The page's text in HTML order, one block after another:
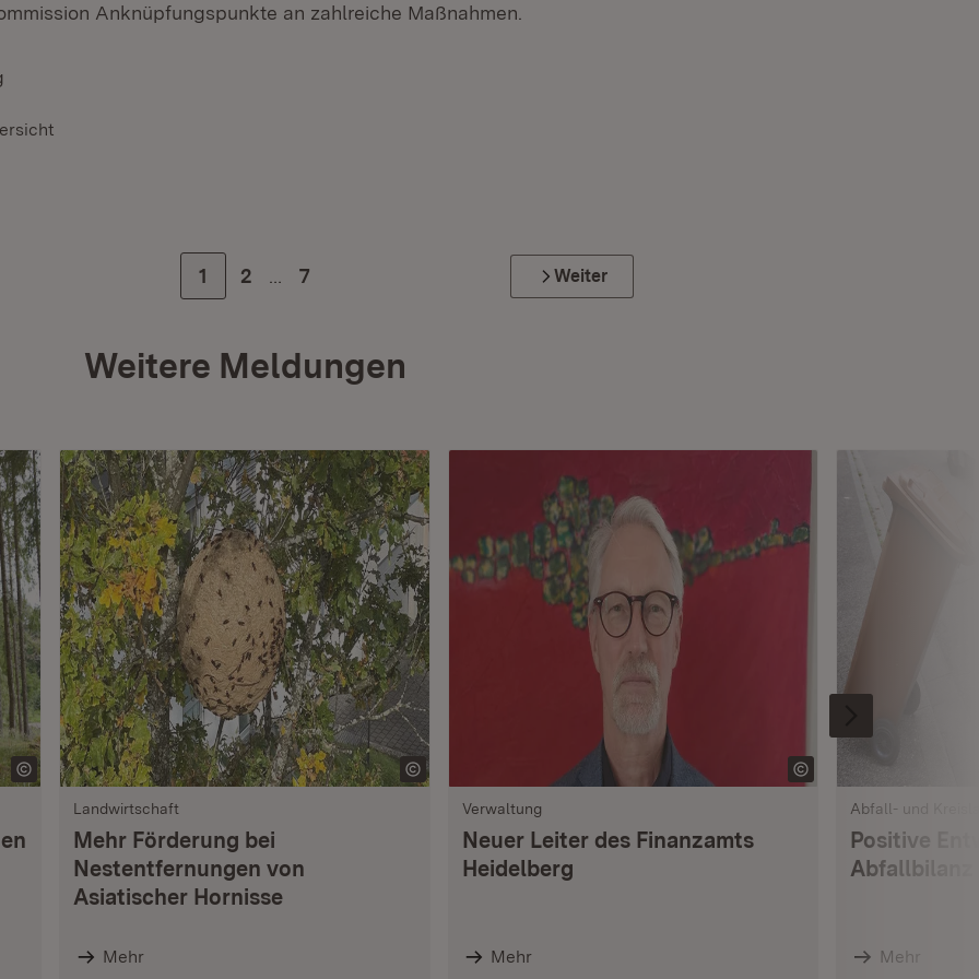
Anknüpfungspunkte an zahlreiche Maßnahmen.
Zur Seite
1 Zur Seite
2 Zur letzten Seite
7 Weiter
Weitere Meldungen
Landwirtschaft
Mehr Förderung bei
Nestentfernungen von
Asiatischer Hornisse
Mehr
Verwaltung
Neuer Leiter des Finanzamts
Heidelberg
Mehr
Abfall- und
Positive
Abfallbilanz
Mehr